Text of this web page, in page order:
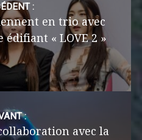
:
en trio avec
« LOVE 2 »
:
avec la